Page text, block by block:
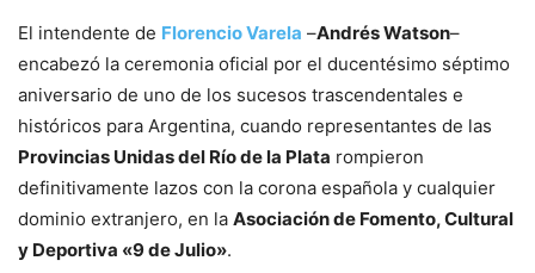
El intendente de Florencio Varela –Andrés Watson–
encabezó la ceremonia oficial por el ducentésimo séptimo
aniversario de uno de los sucesos trascendentales e
históricos para Argentina, cuando representantes de las
Provincias Unidas del Río de la Plata rompieron
definitivamente lazos con la corona española y cualquier
dominio extranjero, en la Asociación de Fomento, Cultural
y Deportiva «9 de Julio».